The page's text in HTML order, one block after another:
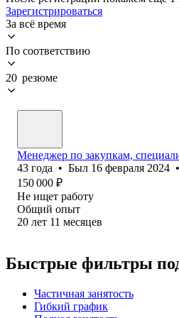
Зарегистрироваться
За всё время
По соответствию
20 резюме
Менеджер по закупкам,
43 года • Был 16 февраля 2024 •
150 000 ₽
Не ищет работу
Общий опыт
20 лет 11 месяцев
Быстрые фильтры
Частичная занятость
Гибкий график